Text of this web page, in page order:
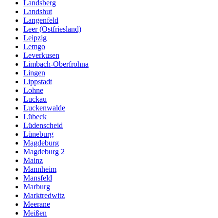
Landsberg
Landshut
Langenfeld
Leer (Ostfriesland)
Leipzig
Lemgo
Leverkusen
Limbach-Oberfrohna
Lingen
Lippstadt
Lohne
Luckau
Luckenwalde
Lübeck
Lüdenscheid
Lüneburg
Magdeburg
Magdeburg 2
Mainz
Mannheim
Mansfeld
Marburg
Marktredwitz
Meerane
Meißen